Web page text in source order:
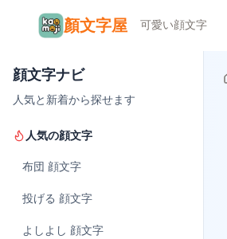
顏文字屋 可愛い顔文字
顔文字ナビ
人気と新着から探せます
人気の顔文字
布団 顔文字
投げる 顔文字
よしよし 顔文字